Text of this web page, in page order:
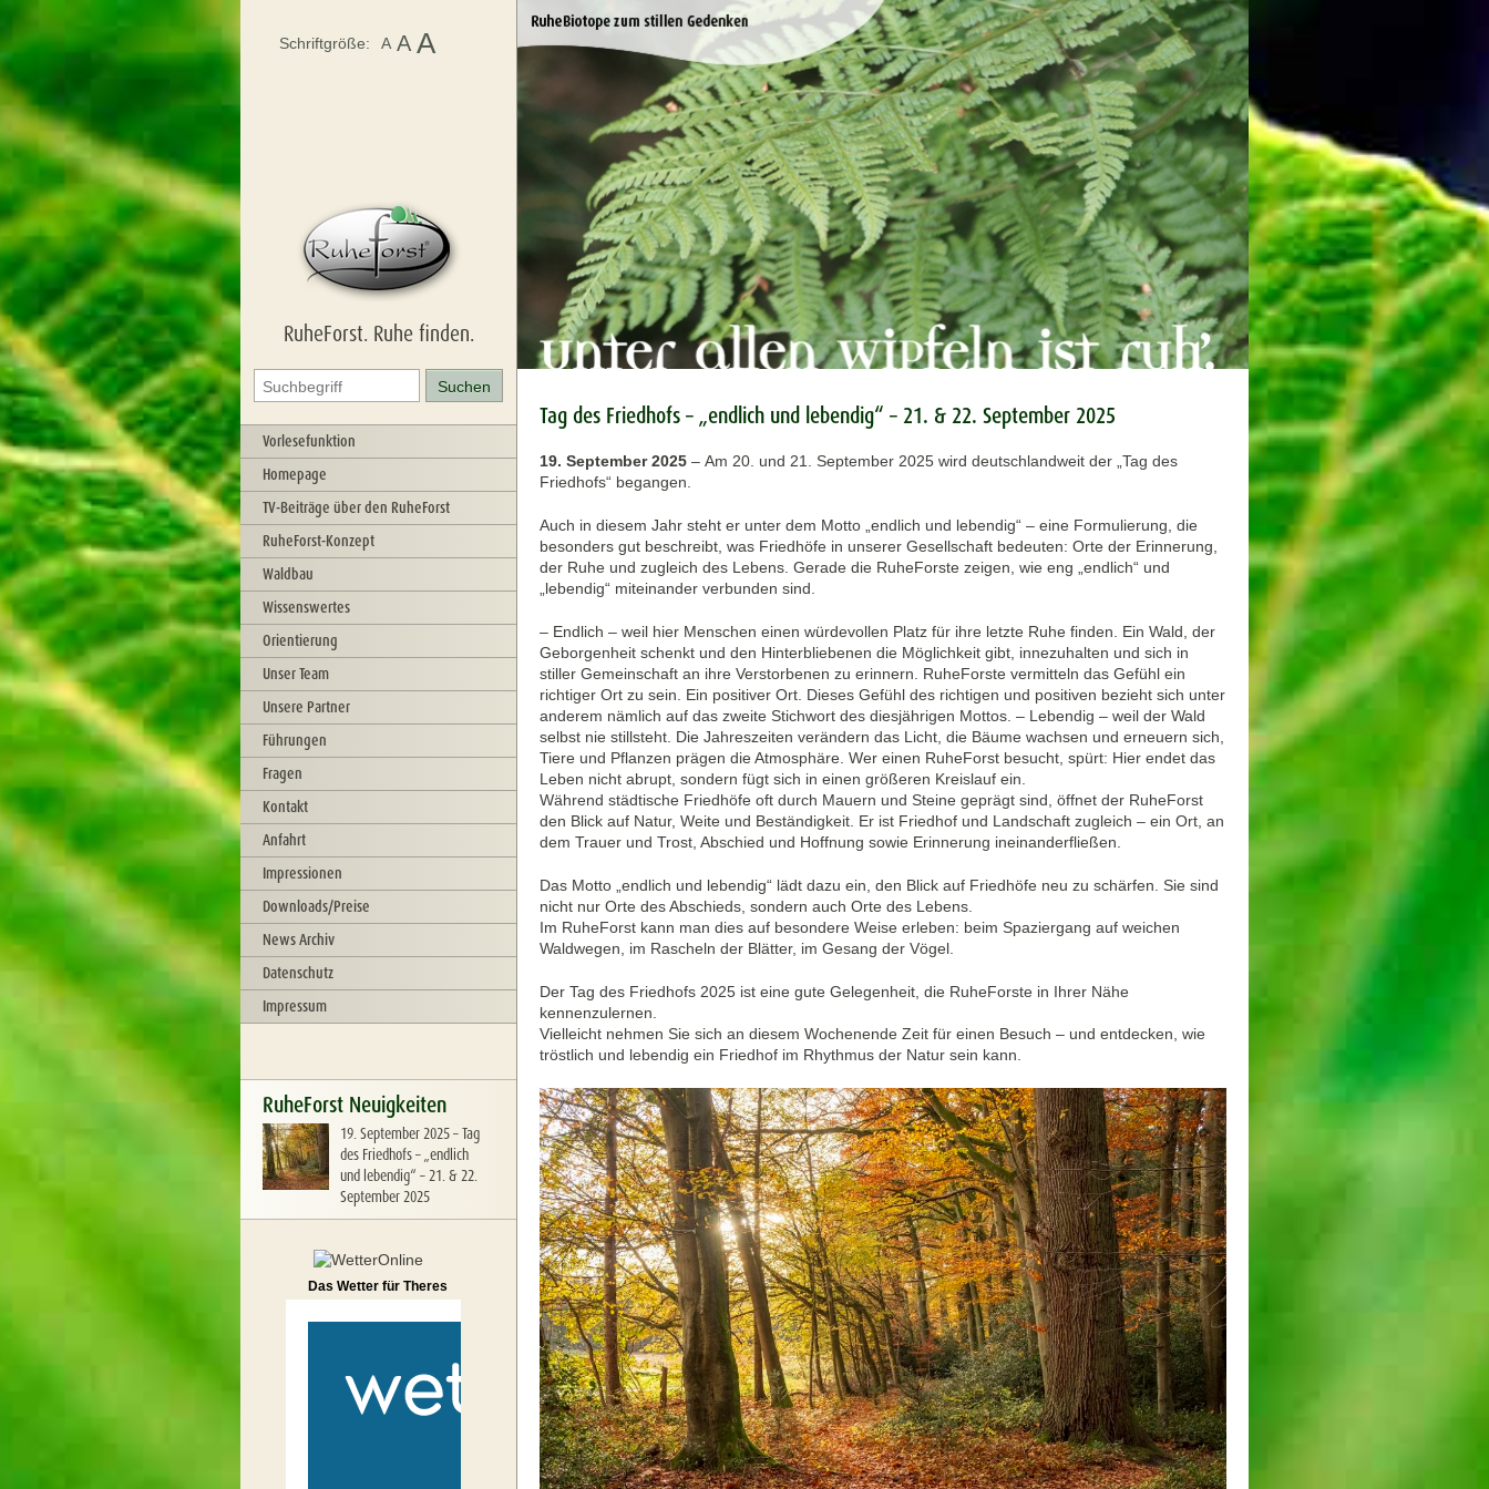
RuheForst. Ruhe finden.
Vorlesefunktion
Homepage
TV-Beiträge über den RuheForst
RuheForst-Konzept
Waldbau
Wissenswertes
Orientierung
Unser Team
Unsere Partner
Führungen
Fragen
Kontakt
Anfahrt
Impressionen
Downloads/Preise
News Archiv
Datenschutz
Impressum
RuheForst Neuigkeiten
19. September 2025–Tag
des Friedhofs – „endlich
und lebendig“ – 21. & 22.
September 2025
Schriftgröße: A A A
Das Wetter für Theres
Tag des Friedhofs – „endlich und lebendig“ – 21. & 22. September 2025
19. September 2025 – Am 20. und 21. September 2025 wird deutschlandweit der „Tag des
Friedhofs“ begangen.
Auch in diesem Jahr steht er unter dem Motto „endlich und lebendig“ – eine Formulierung, die
besonders gut beschreibt, was Friedhöfe in unserer Gesellschaft bedeuten: Orte der Erinnerung,
der Ruhe und zugleich des Lebens. Gerade die RuheForste zeigen, wie eng „endlich“ und
„lebendig“ miteinander verbunden sind.
– Endlich – weil hier Menschen einen würdevollen Platz für ihre letzte Ruhe finden. Ein Wald, der
Geborgenheit schenkt und den Hinterbliebenen die Möglichkeit gibt, innezuhalten und sich in
stiller Gemeinschaft an ihre Verstorbenen zu erinnern. RuheForste vermitteln das Gefühl ein
richtiger Ort zu sein. Ein positiver Ort. Dieses Gefühl des richtigen und positiven bezieht sich unter
anderem nämlich auf das zweite Stichwort des diesjährigen Mottos. – Lebendig – weil der Wald
selbst nie stillsteht. Die Jahreszeiten verändern das Licht, die Bäume wachsen und erneuern sich,
Tiere und Pflanzen prägen die Atmosphäre. Wer einen RuheForst besucht, spürt: Hier endet das
Leben nicht abrupt, sondern fügt sich in einen größeren Kreislauf ein.
Während städtische Friedhöfe oft durch Mauern und Steine geprägt sind, öffnet der RuheForst
den Blick auf Natur, Weite und Beständigkeit. Er ist Friedhof und Landschaft zugleich – ein Ort, an
dem Trauer und Trost, Abschied und Hoffnung sowie Erinnerung ineinanderfließen.
Das Motto „endlich und lebendig“ lädt dazu ein, den Blick auf Friedhöfe neu zu schärfen. Sie sind
nicht nur Orte des Abschieds, sondern auch Orte des Lebens.
Im RuheForst kann man dies auf besondere Weise erleben: beim Spaziergang auf weichen
Waldwegen, im Rascheln der Blätter, im Gesang der Vögel.
Der Tag des Friedhofs 2025 ist eine gute Gelegenheit, die RuheForste in Ihrer Nähe
kennenzulernen.
Vielleicht nehmen Sie sich an diesem Wochenende Zeit für einen Besuch – und entdecken, wie
tröstlich und lebendig ein Friedhof im Rhythmus der Natur sein kann.